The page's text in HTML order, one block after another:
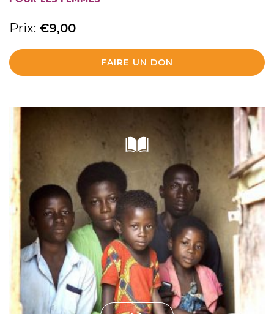
Prix: €9,00
FAIRE UN DON